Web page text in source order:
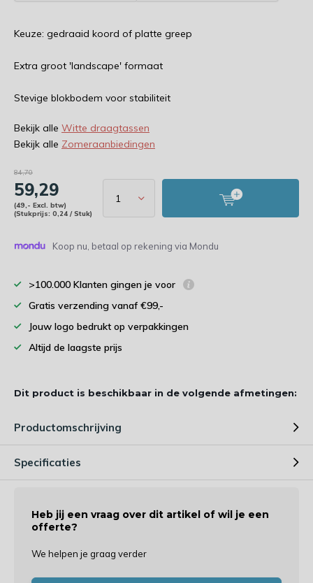
Keuze: gedraaid koord of platte greep
Extra groot 'landscape' formaat
Stevige blokbodem voor stabiliteit
Bekijk alle Witte draagtassen
Bekijk alle Zomeraanbiedingen
84,70
59,29
(49,- Excl. btw)
(Stukprijs: 0,24 / Stuk)
Koop nu, betaal op rekening via Mondu
>100.000 Klanten gingen je voor
Gratis verzending vanaf €99,-
Jouw logo bedrukt op verpakkingen
Altijd de laagste prijs
Dit product is beschikbaar in de volgende afmetingen:
Productomschrijving
Specificaties
Heb jij een vraag over dit artikel of wil je een
offerte?
We helpen je graag verder